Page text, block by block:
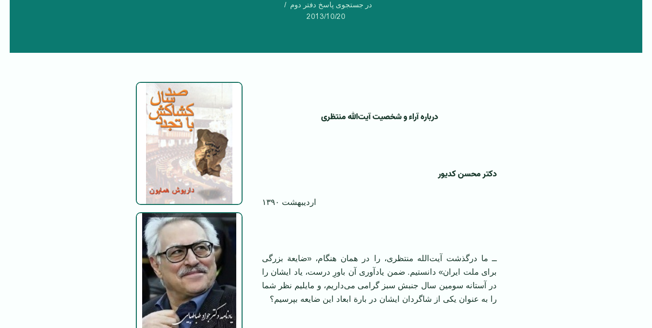
در جستجوی پاسخ دفتر دوم
2013/10/20
درباره آراء و شخصیت آیت‌الله منتظری
دکتر محسن کدیور
اردیبهشت ۱۳۹۰
ــ ما درگذشت آیت‌الله منتظری، را در‌‌ همان هنگام، «ضایعة بزرگی
برای ملت ایران» دانستیم. ضمن یادآوری آن باورِ درست، یاد ایشان را
در آستانه سومین سال جنبش سبز گرامی می‌داریم، و مایلیم نظر شما
را به عنوان یکی از شاگردان ایشان در بارة ابعاد این ضایعه بپرسیم؟